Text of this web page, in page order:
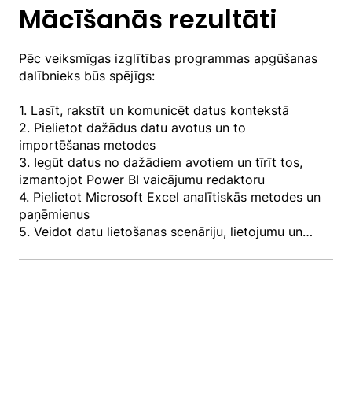
Mācīšanās rezultāti
Pēc veiksmīgas izglītības programmas apgūšanas
dalībnieks būs spējīgs:
1. Lasīt, rakstīt un komunicēt datus kontekstā
2. Pielietot dažādus datu avotus un to
importēšanas metodes
3. Iegūt datus no dažādiem avotiem un tīrīt tos,
izmantojot Power BI vaicājumu redaktoru
4. Pielietot Microsoft Excel analītiskās metodes un
paņēmienus
5. Veidot datu lietošanas scenāriju, lietojumu un